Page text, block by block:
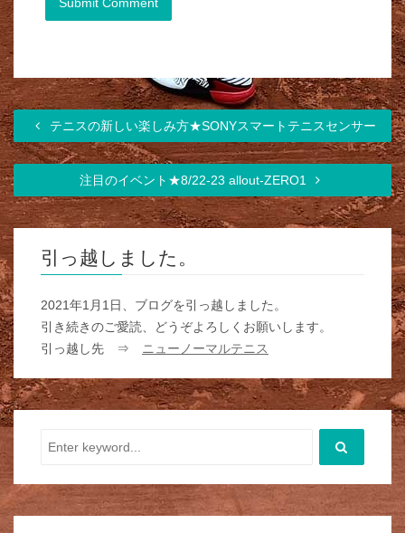
テニスの新しい楽しみ方★SONYスマートテニスセンサー
注目のイベント★8/22-23 allout-ZERO1
引っ越しました。
2021年1月1日、ブログを引っ越しました。
引き続きのご愛読、どうぞよろしくお願いします。
引っ越し先 ⇒
ニューノーマルテニス